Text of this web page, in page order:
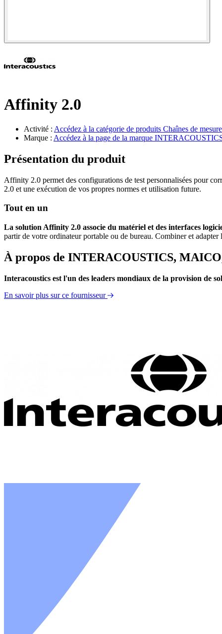
Affinity 2.0
Activité : Accédez à la catégorie de produits Chaînes de mesure
Marque : Accédez à la page de la marque
Présentation du produit
Affinity 2.0 permet des configurations de test personnalisées pour
2.0 et une exécution de vos propres normes et utilisation future.
Tout en un
La solution Affinity 2.0 associe du matériel et des interfaces
partir de votre ordinateur portable ou de bureau. Combiner et
À propos de INTERACOUSTICS,
Interacoustics est l'un des leaders mondiaux de la provision de
En savoir plus sur ce fournisseur